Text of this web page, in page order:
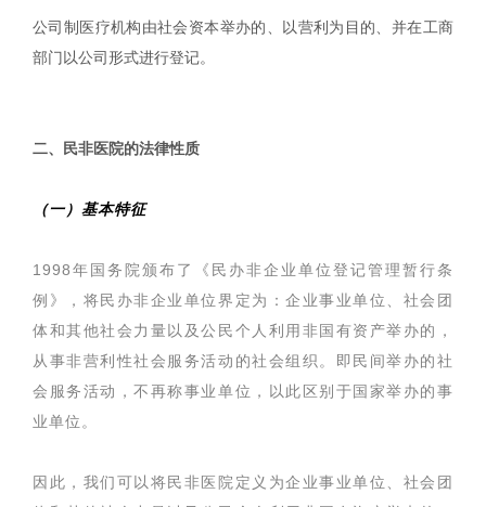
公司制医疗机构由社会资本举办的、以营利为目的、并在工商
部门以公司形式进行登记。
二、民非医院的法律性质
（一）基本特征
1998年国务院颁布了《民办非企业单位登记管理暂行条
例》，将民办非企业单位界定为：企业事业单位、社会团
体和其他社会力量以及公民个人利用非国有资产举办的，
从事非营利性社会服务活动的社会组织。即民间举办的社
会服务活动，不再称事业单位，以此区别于国家举办的事
业单位。
因此，我们可以将民非医院定义为企业事业单位、社会团